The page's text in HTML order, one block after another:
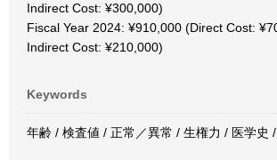
Indirect Cost: ¥300,000)
Fiscal Year 2024: ¥910,000 (Direct Cost:
Indirect Cost: ¥210,000)
Keywords
年齢 / 検査値 / 正常／異常 / 生権力 / 医学史